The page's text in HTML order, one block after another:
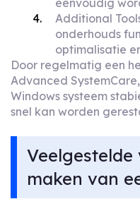
eenvoudig
Additional
onderhouds
optimalisatie
Door regelmatig een
Advanced
Windows systeem
snel kan worden
maken van